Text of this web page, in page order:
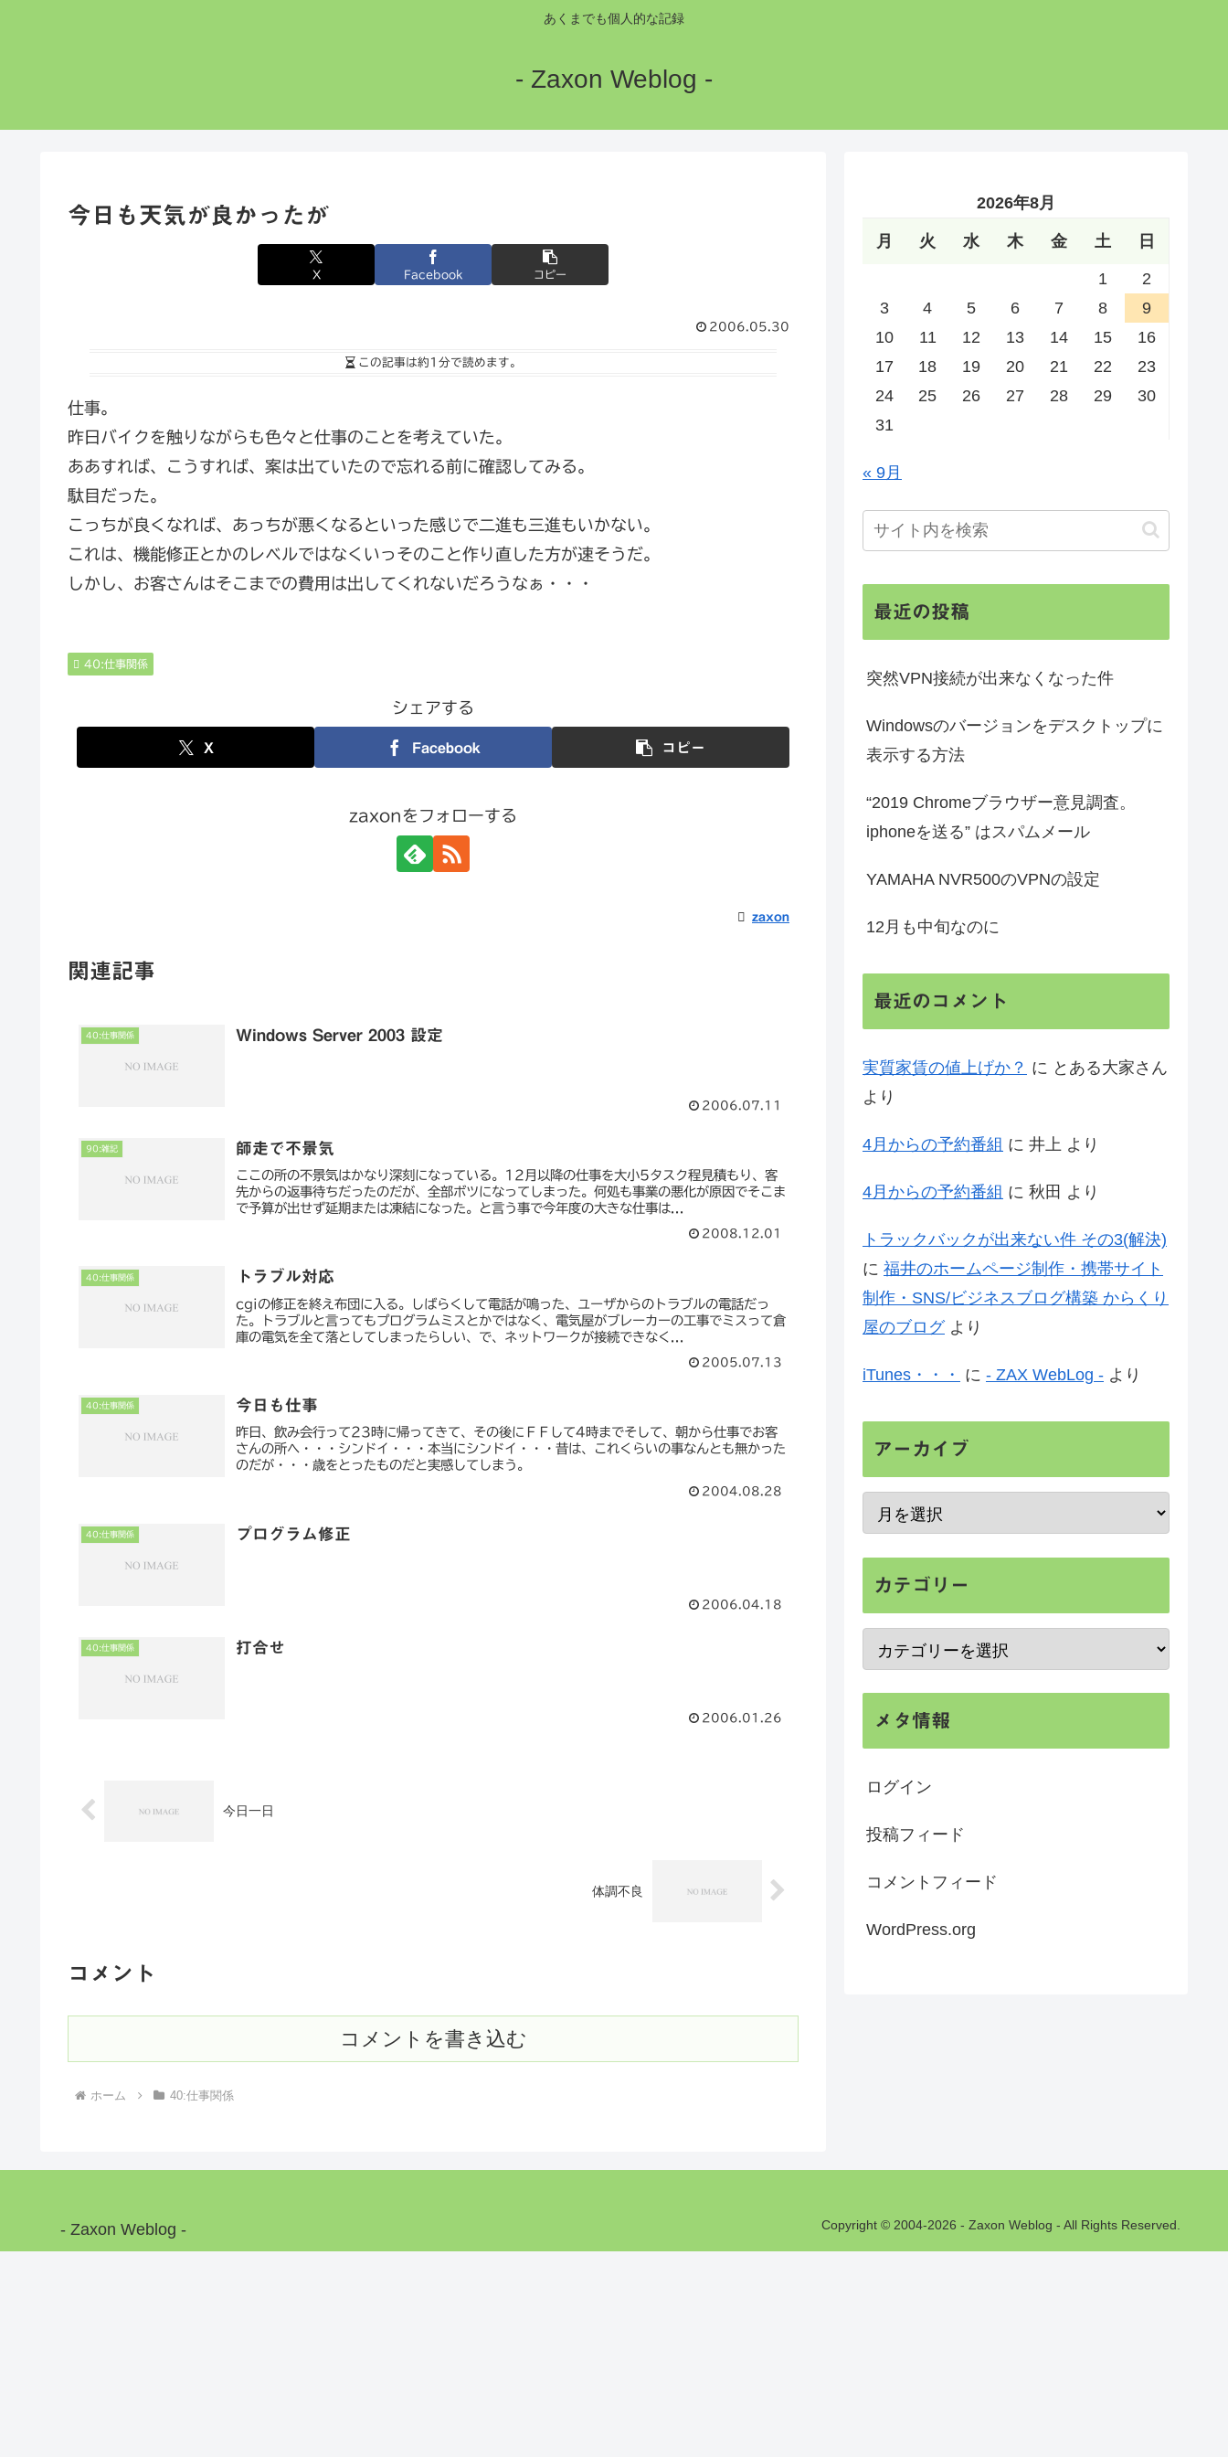
あくまでも個人的な記録
- Zaxon Weblog -
今日も天気が良かったが
X Facebook コピー
2006.05.30
この記事は約1分で読めます。
仕事。
昨日バイクを触りながらも色々と仕事のことを考えていた。
ああすれば、こうすれば、案は出ていたので忘れる前に確認してみる。
駄目だった。
こっちが良くなれば、あっちが悪くなるといった感じで二進も三進もいかない。
これは、機能修正とかのレベルではなくいっそのこと作り直した方が速そうだ。
しかし、お客さんはそこまでの費用は出してくれないだろうなぁ・・・
40:仕事関係
シェアする
X Facebook コピー
zaxonをフォローする
zaxon
関連記事
40:仕事関係 Windows Server 2003 設定
2006.07.11
90:雑記 師走で不景気
ここの所の不景気はかなり深刻になっている。12月以降の仕事を大小5タスク程見積もり、客
先からの返事待ちだったのだが、全部ボツになってしまった。何処も事業の悪化が原因でそこま
で予算が出せず延期または凍結になった。と言う事で今年度の大きな仕事は...
2008.12.01
40:仕事関係 トラブル対応
cgiの修正を終え布団に入る。しばらくして電話が鳴った、ユーザからのトラブルの電話だっ
た。トラブルと言ってもプログラムミスとかではなく、電気屋がブレーカーの工事でミスって倉
庫の電気を全て落としてしまったらしい、で、ネットワークが接続できなく...
2005.07.13
40:仕事関係 今日も仕事
昨日、飲み会行って23時に帰ってきて、その後にＦＦして4時までそして、朝から仕事でお客
さんの所へ・・・シンドイ・・・本当にシンドイ・・・昔は、これくらいの事なんとも無かった
のだが・・・歳をとったものだと実感してしまう。
2004.08.28
40:仕事関係 プログラム修正
2006.04.18
40:仕事関係 打合せ
2006.01.26
今日一日
体調不良
コメント
コメントを書き込む
ホーム 40:仕事関係
2026年8月
月 火 水 木 金 土 日
1
2
3
4 5 6 7 8
9
10
11 12 13 14 15
16
17
18 19 20 21 22
23
24
25 26 27 28 29
30
31
« 9月
最近の投稿
突然VPN接続が出来なくなった件
Windowsのバージョンをデスクトップに
表示する方法
“2019 Chromeブラウザー意見調査。
iphoneを送る” はスパムメール
YAMAHA NVR500のVPNの設定
12月も中旬なのに
最近のコメント
実質家賃の値上げか？ に とある大家さん
より
4月からの予約番組 に 井上 より
4月からの予約番組 に 秋田 より
トラックバックが出来ない件 その3(解決)
に 福井のホームページ制作・携帯サイト
制作・SNS/ビジネスブログ構築 からくり
屋のブログより
iTunes・・・ に - ZAX WebLog - より
アーカイブ
カテゴリー
メタ情報
ログイン
投稿フィード
コメントフィード
WordPress.org
- Zaxon Weblog - Copyright © 2004-2026 - Zaxon Weblog - All Rights Reserved.